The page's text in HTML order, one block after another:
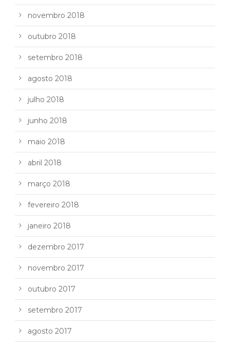
novembro 2018
outubro 2018
setembro 2018
agosto 2018
julho 2018
junho 2018
maio 2018
abril 2018
março 2018
fevereiro 2018
janeiro 2018
dezembro 2017
novembro 2017
outubro 2017
setembro 2017
agosto 2017